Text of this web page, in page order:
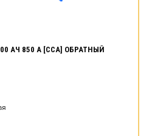
АЧ 850 А [CCA] ОБРАТНЫЙ